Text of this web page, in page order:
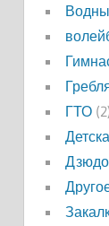
ГТО
Дзюдо